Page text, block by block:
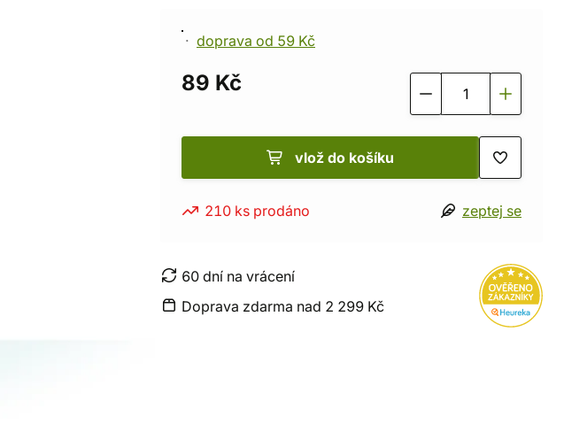
doprava od 59 Kč
89 Kč
vlož do košíku
210 ks prodáno zeptej se
60 dní na vrácení
Doprava zdarma nad 2 299 Kč